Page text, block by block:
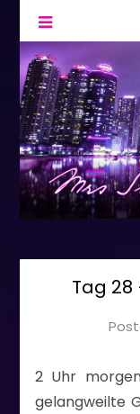
Mrs
Fanfiction &
Tag 28
2 Uhr
gelangweilte